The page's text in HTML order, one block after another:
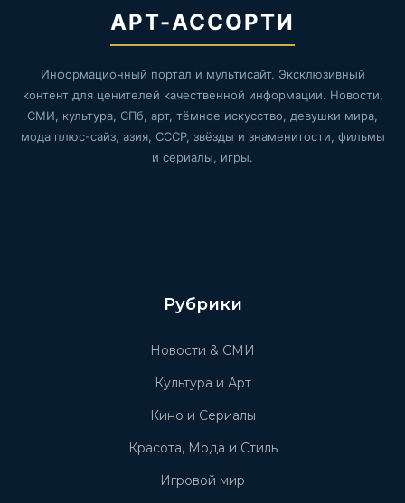
АРТ-АССОРТИ
Информационный портал и мультисайт. Эксклюзивный
контент для ценителей качественной информации. Новости,
СМИ, культура, СПб, арт, тёмное искусство, девушки мира,
мода плюс-сайз, азия, СССР, звёзды и знаменитости, фильмы
и сериалы, игры.
Рубрики
Новости & СМИ
Культура и Арт
Кино и Сериалы
Красота, Мода и Стиль
Игровой мир